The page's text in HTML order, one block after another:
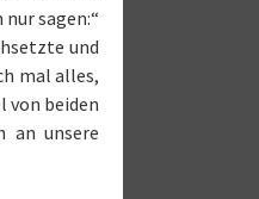
sagen:“
und
mal alles,
von beiden
an unsere